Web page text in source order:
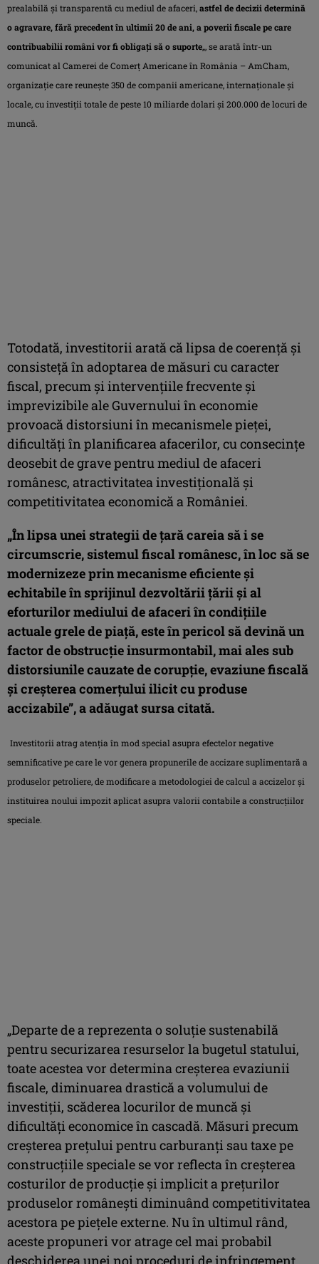
prealabilă şi transparentă cu mediul de afaceri,astfel de decizii determină
o agravare, fără precedent în ultimii 20 de ani, a poverii fiscale pe care
contribuabilii români vor fi obligaţi să o suporte„, se arată într-un
comunicat al Camerei de Comerţ Americane în România – AmCham,
organizaţie care reuneşte 350 de companii americane, internaţionale şi
locale, cu investiţii totale de peste 10 miliarde dolari şi 200.000 de locuri de
muncă.
Totodată, investitorii arată că lipsa de coerenţă şi
consisteţă în adoptarea de măsuri cu caracter
fiscal, precum şi intervenţiile frecvente şi
imprevizibile ale Guvernului în economie
provoacă distorsiuni în mecanismele pieţei,
dificultăţi în planificarea afacerilor, cu consecinţe
deosebit de grave pentru mediul de afaceri
românesc, atractivitatea investiţională şi
competitivitatea economică a României.
„În lipsa unei strategii de ţară careia să i se
circumscrie, sistemul fiscal românesc, în loc să se
modernizeze prin mecanisme eficiente şi
echitabile în sprijinul dezvoltării ţării şi al
eforturilor mediului de afaceri în condiţiile
actuale grele de piaţă, este în pericol să devină un
factor de obstrucţie insurmontabil, mai ales sub
distorsiunile cauzate de corupţie, evaziune fiscală
şi creşterea comerţului ilicit cu produse
accizabile”, a adăugat sursa citată.
Investitorii atrag atenţia în mod special asupra efectelor negative
semnificative pe care le vor genera propunerile de accizare suplimentară a
produselor petroliere, de modificare a metodologiei de calcul a accizelor şi
instituirea noului impozit aplicat asupra valorii contabile a construcţiilor
speciale.
„Departe de a reprezenta o soluţie sustenabilă
pentru securizarea resurselor la bugetul statului,
toate acestea vor determina creşterea evaziunii
fiscale, diminuarea drastică a volumului de
investiţii, scăderea locurilor de muncă şi
dificultăţi economice în cascadă. Măsuri precum
creşterea preţului pentru carburanţi sau taxe pe
construcţiile speciale se vor reflecta în creşterea
costurilor de producţie şi implicit a preţurilor
produselor româneşti diminuând competitivitatea
acestora pe pieţele externe. Nu în ultimul rând,
aceste propuneri vor atrage cel mai probabil
deschiderea unei noi proceduri de infringement